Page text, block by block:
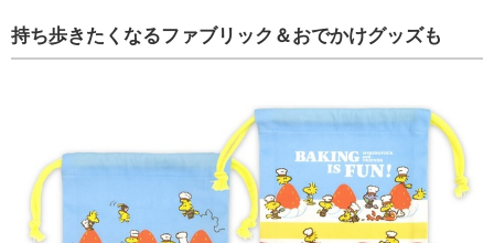
持ち歩きたくなるファブリック＆おでかけグッズも